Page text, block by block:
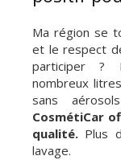
Ma région se
et le respect
participer ?
nombreux
sans
CosmétiCar
qualité. Plus
lavage.